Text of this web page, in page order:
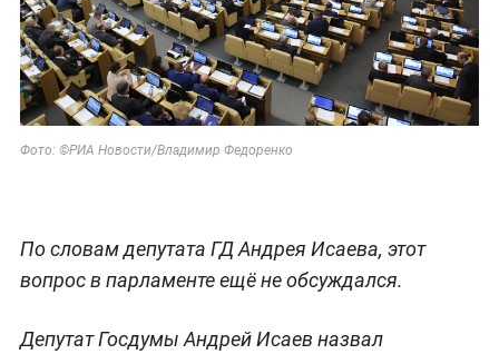
Фото: ©РИА Новости/Владимир Федоренко
По словам депутата ГД Андрея Исаева, этот
вопрос в парламенте ещё не обсуждался.
Депутат Госдумы Андрей Исаев назвал